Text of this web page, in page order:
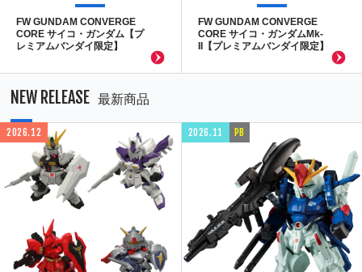
FW GUNDAM CONVERGE
CORE サイコ・ガンダム【プ
レミアムバンダイ限定】
FW GUNDAM CONVERGE
CORE サイコ・ガンダムMk-
II【プレミアムバンダイ限定】
NEW RELEASE 最新商品
2026.12 2026.11 PB